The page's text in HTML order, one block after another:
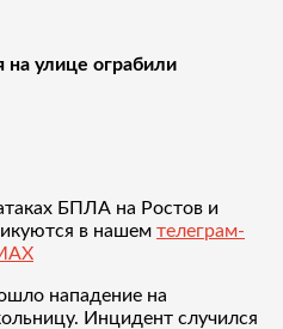
на улице ограбили
БПЛА на Ростов и
в нашем телеграм-
нападение на
Инцидент случился